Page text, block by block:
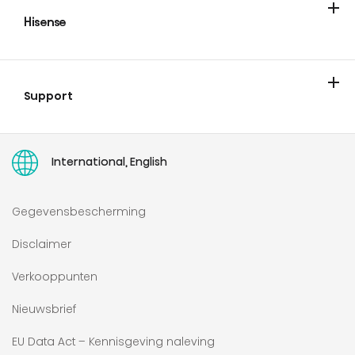
Hisense
Support
International, English
Gegevensbescherming
Disclaimer
Verkooppunten
Nieuwsbrief
EU Data Act – Kennisgeving naleving